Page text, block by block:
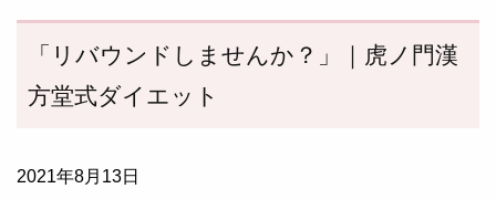
「リバウンドしませんか？」｜虎ノ門漢
方堂式ダイエット
2021年8月13日